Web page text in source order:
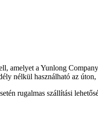
amelyet a Yunlong
nélkül használható az
rugalmas szállítási